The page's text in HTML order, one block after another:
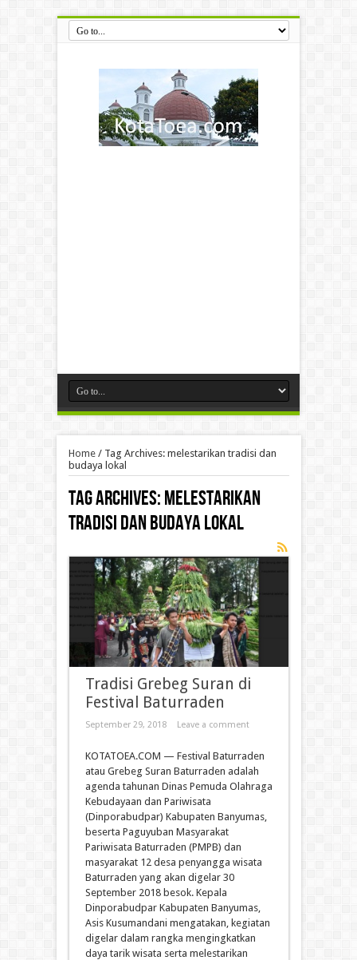
Home/ Tag Archives: melestarikan tradisi dan
budaya lokal
Tag Archives:melestarikan
tradisi dan budaya lokal
Tradisi Grebeg Suran di
Festival Baturraden
September 29, 2018 Leave a comment
KOTATOEA.COM — Festival Baturraden
atau Grebeg Suran Baturraden adalah
agenda tahunan Dinas Pemuda Olahraga
Kebudayaan dan Pariwisata
(Dinporabudpar) Kabupaten Banyumas,
beserta Paguyuban Masyarakat
Pariwisata Baturraden (PMPB) dan
masyarakat 12 desa penyangga wisata
Baturraden yang akan digelar 30
September 2018 besok. Kepala
Dinporabudpar Kabupaten Banyumas,
Asis Kusumandani mengatakan, kegiatan
digelar dalam rangka mengingkatkan
daya tarik wisata serta melestarikan